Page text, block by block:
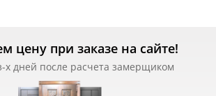
цену при заказе на сайте!
х дней после расчета замерщиком